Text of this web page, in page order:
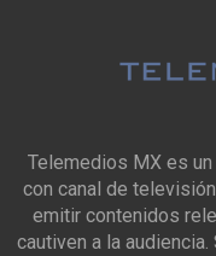
Telemedios MX es
con canal de
emitir contenidos
cautiven a la